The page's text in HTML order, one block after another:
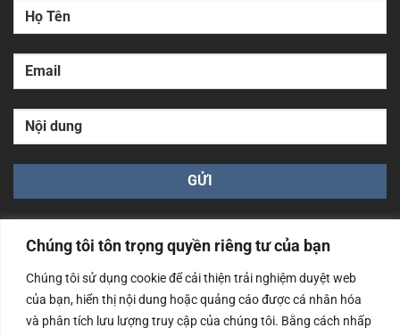
Chúng tôi tôn trọng quyền riêng tư của bạn
Chúng tôi sử dụng cookie để cải thiện trải nghiệm duyệt web
của bạn, hiển thị nội dung hoặc quảng cáo được cá nhân hóa
và phân tích lưu lượng truy cập của chúng tôi. Bằng cách nhấp
Công ty TNHH Nam Bình Xương - Số ĐKKD: 0108783483
cấp ngày 14/06/2019 bởi Sở Kế Hoạch và Đầu Tư Tp. Hà